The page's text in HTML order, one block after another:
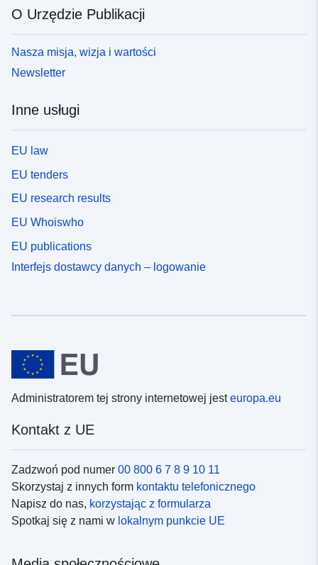
O Urzędzie Publikacji
Nasza misja, wizja i wartości
Newsletter
Inne usługi
EU law
EU tenders
EU research results
EU Whoiswho
EU publications
Interfejs dostawcy danych – logowanie
Administratorem tej strony internetowej jesteuropa.eu
Kontakt z UE
Zadzwoń pod numer 00 800 6 7 8 9 10 11
Skorzystaj z innych form kontaktu telefonicznego
Napisz do nas, korzystając z formularza
Spotkaj się z nami w lokalnym punkcie UE